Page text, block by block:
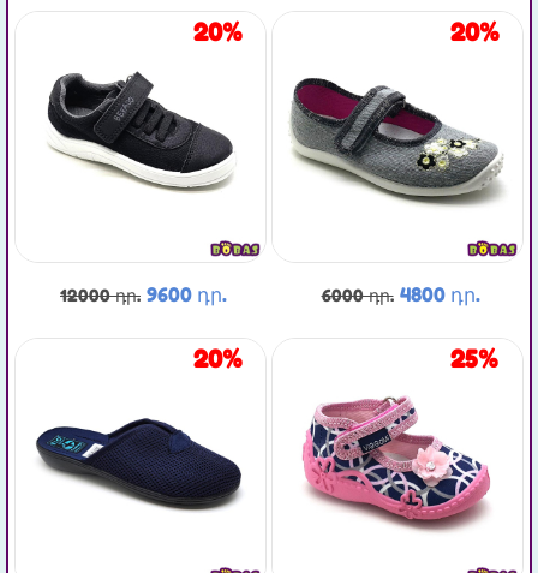
20%
9600 դր.
12000 դր.
20%
20%
4800 դր.
6000 դր.
25%